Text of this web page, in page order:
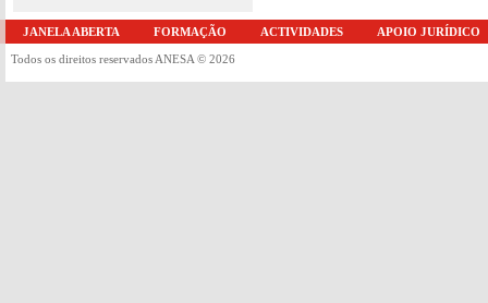
JANELA ABERTA FORMAÇÃO ACTIVIDADES APOIO JURÍDICO
Todos os direitos reservados ANESA © 2026